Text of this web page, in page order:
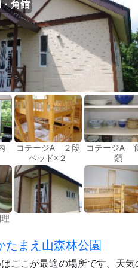
角館
コテージA ２段
ベッド×２
コテージA
類
たまえ山森林公園
ここが最適の場所です。天気